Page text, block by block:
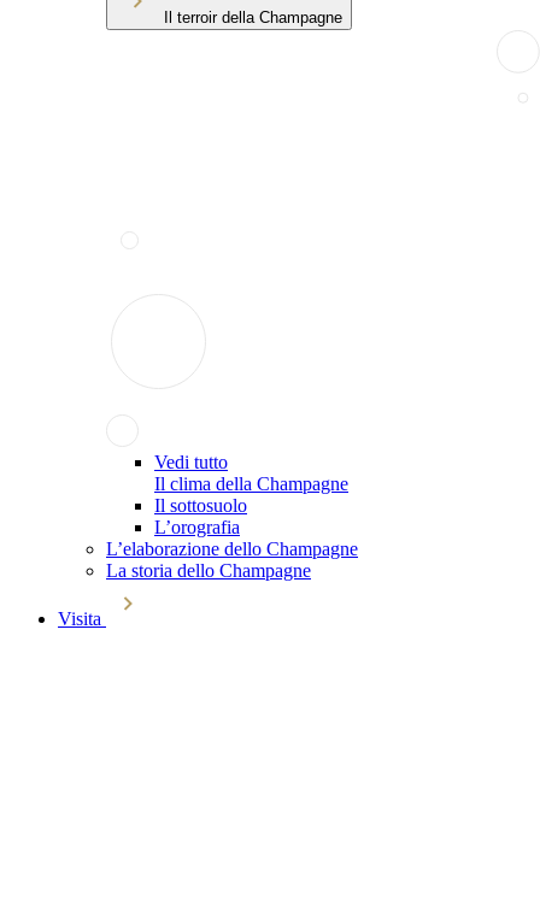
Il terroir della Champagne
Vedi tutto
Il clima della Champagne
Il sottosuolo
L’orografia
L’elaborazione dello Champagne
La storia dello Champagne
Visita